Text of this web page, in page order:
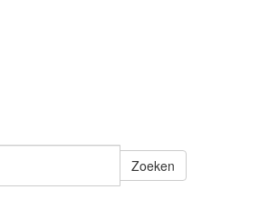
Zoeken